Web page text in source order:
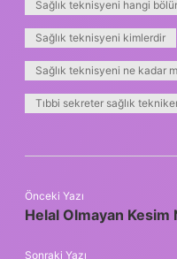
Sağlık teknisyeni hangi
Sağlık teknisyeni kimlerdir
Sağlık teknisyeni ne kadar
Tıbbi sekreter sağlık
Önceki Yazı
Helal Olmayan Kesim
Sonraki Yazı